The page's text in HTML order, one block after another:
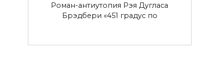
Роман-антиутопия Рэя Дугласа
Брэдбери «451 градус по